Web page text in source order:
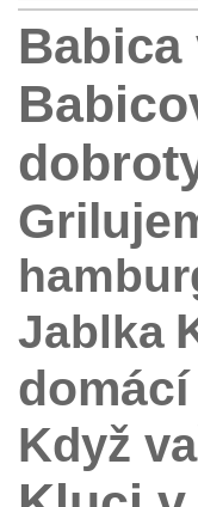
Babica
Jablka
Když